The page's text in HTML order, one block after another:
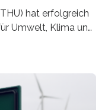
hat erfolgreich
Umwelt, Klima und
in
ist die
von